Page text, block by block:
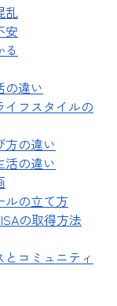
乱
安
の違い
イフスタイルの
方の違い
活の違い
ルの立て方
の取得方法
コミュニティ